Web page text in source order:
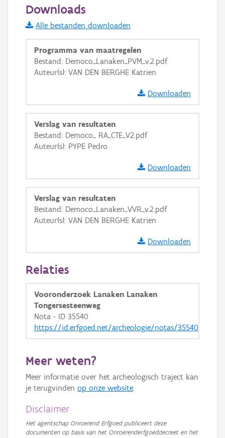
Informatie Vlaanderen
i
+ −
Basis Lagen
Ortho
GRB-Basiskaart
GRB-Basiskaart in grijswaarden
Downloads
Alle bestanden downloaden
Programma van maatregelen
Bestand: Democo_Lanaken_PVM_v.2.pdf
Auteur(s): VAN DEN BERGHE Katrien
Downloaden
Verslag van resultaten
Bestand: Democo_ RA_CTE_V2.pdf
Auteur(s): PYPE Pedro
Downloaden
Verslag van resultaten
Bestand: Democo_Lanaken_VVR_v.2.pdf
Auteur(s): VAN DEN BERGHE Katrien
Downloaden
Relaties
Vooronderzoek Lanaken Lanaken
Tongersesteenweg
Nota - ID 35540
https://id.erfgoed.net/archeologie/notas/35540
Meer weten?
Meer informatie over het archeologisch traject kan
je terugvinden op onze website.
Disclaimer
Het agentschap Onroerend Erfgoed publiceert deze
documenten op basis van het Onroerenderfgoeddecreet en het